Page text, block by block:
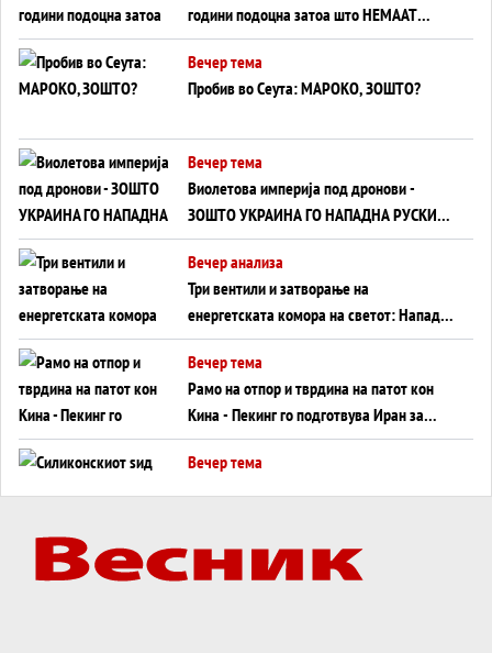
години подоцна затоа што НЕМААТ
ВНУЦИ ДА ГИ ЗАМЕНАТ
Вечер тема
Пробив во Сеута: МАРОКО, ЗОШТО?
Вечер тема
Виолетова империја под дронови -
ЗОШТО УКРАИНА ГО НАПАДНА РУСКИОТ
WILDBERRIES
Вечер анализа
Три вентили и затворање на
енергетската комора на светот: Нападот
во Суец најавува глобален енергетски
инфаркт?
Вечер тема
Рамо на отпор и тврдина на патот кон
Кина - Пекинг го подготвува Иран за
американска копнена инвазија
Вечер тема
Вечер тема
Трамп тврди дека повторно „разговара“